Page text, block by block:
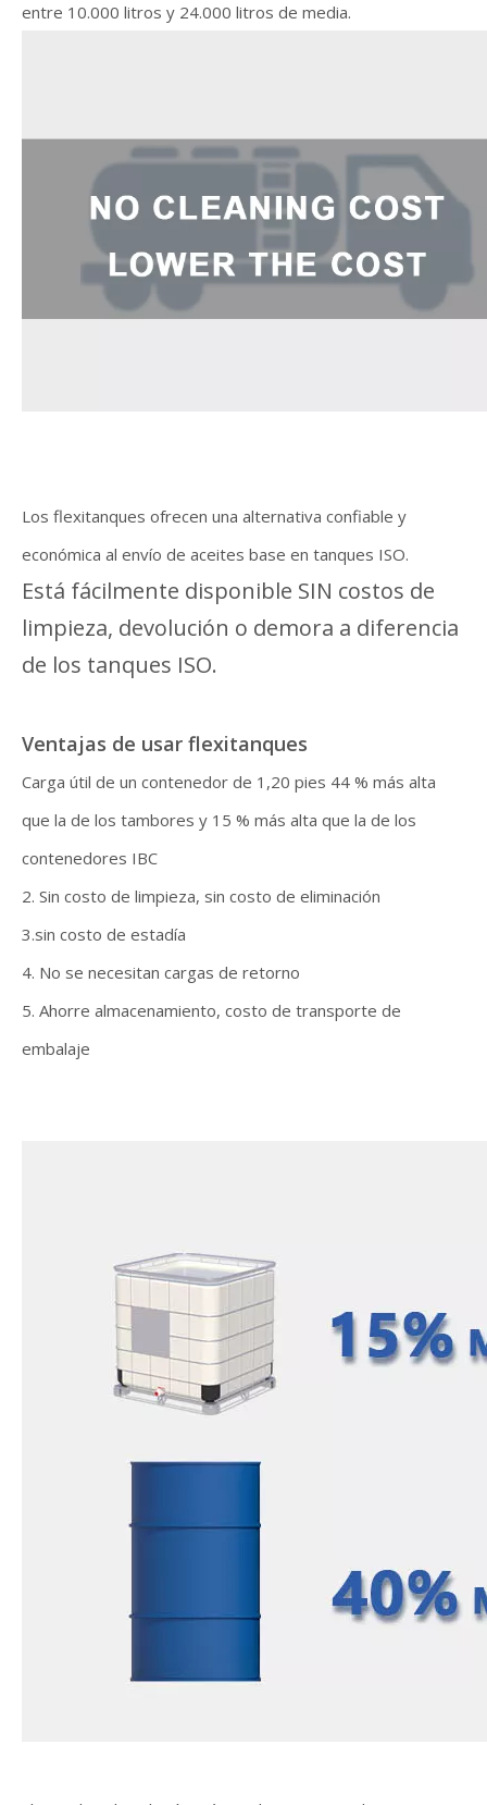
entre 10.000 litros y 24.000 litros de media.
Los flexitanques ofrecen una alternativa confiable y
económica al envío de aceites base en tanques ISO.
Está fácilmente disponible SIN costos de
limpieza, devolución o demora a diferencia
de los tanques ISO.
Ventajas de usar flexitanques
Carga útil de un contenedor de 1,20 pies 44 % más alta
que la de los tambores y 15 % más alta que la de los
contenedores IBC
2. Sin costo de limpieza, sin costo de eliminación
3.sin costo de estadía
4. No se necesitan cargas de retorno
5. Ahorre almacenamiento, costo de transporte de
embalaje